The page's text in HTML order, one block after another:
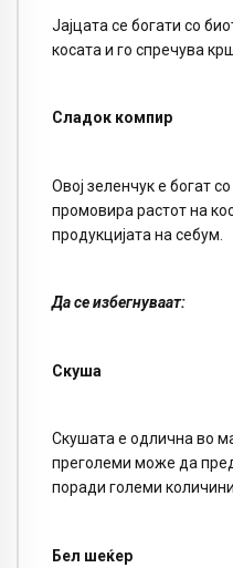
Јајцата се богати со
косата и го спречува
Сладок компир
Овој зеленчук е богат
промовира растот на
продукцијата на себум.
Да се избегнуваат:
Скуша
Скушата е одлична во
преголеми може да
поради големи
Бел шеќер